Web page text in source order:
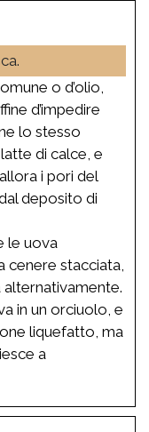
o d’olio,
d’impedire
lo stesso
di calce, e
i pori del
deposito di
le uova
cenere stacciata,
alternativamente.
in un orciuolo, e
liquefatto, ma
a